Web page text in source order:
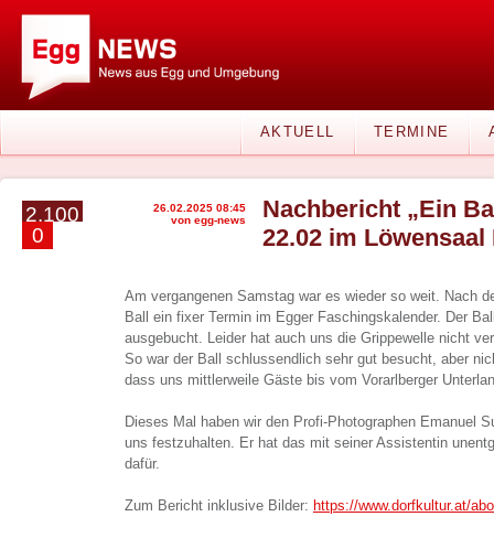
AKTUELL TERMINE
2.100
0
26.02.2025 08:45
von egg-news
Nachbericht „Ein
22.02 im Löwensaal
Am vergangenen Samstag war es wieder so weit. Nach
Ball ein fixer Termin im Egger Faschingskalender. Der
ausgebucht. Leider hat auch uns die Grippewelle nicht
So war der Ball schlussendlich sehr gut besucht, aber
dass uns mittlerweile Gäste bis vom Vorarlberger
Dieses Mal haben wir den Profi-Photographen Emanuel
uns festzuhalten. Er hat das mit seiner Assistentin
dafür.
Zum Bericht inklusive Bilder: https://www.dorfkultur.at/